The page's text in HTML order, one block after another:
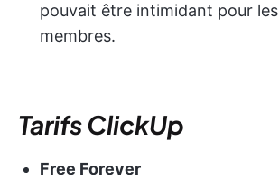
pouvait être intimidant pour
membres.
Tarifs ClickUp
Free Forever